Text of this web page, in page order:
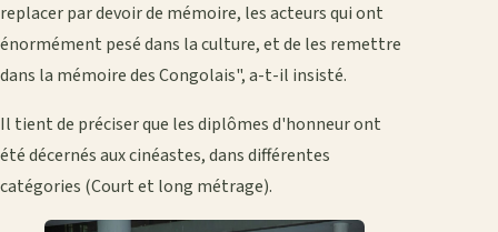
replacer par devoir de mémoire, les acteurs qui ont
énormément pesé dans la culture, et de les remettre
dans la mémoire des Congolais", a-t-il insisté.
Il tient de préciser que les diplômes d'honneur ont
été décernés aux cinéastes, dans différentes
catégories (Court et long métrage).